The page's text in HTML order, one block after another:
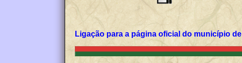
Ligação para a página oficial do município de